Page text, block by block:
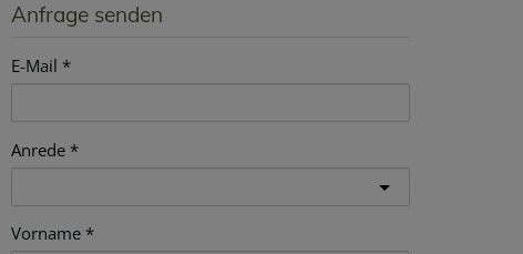
Anfrage senden
E-Mail
Anrede
Vorname